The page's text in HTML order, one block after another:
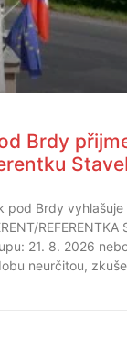
Brdy
pod Brdy
REFERENTKA
21. 8. 2026
neurčitou,